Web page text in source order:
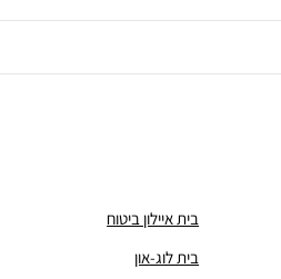
בית איילון ביטוח
בית לוג-און